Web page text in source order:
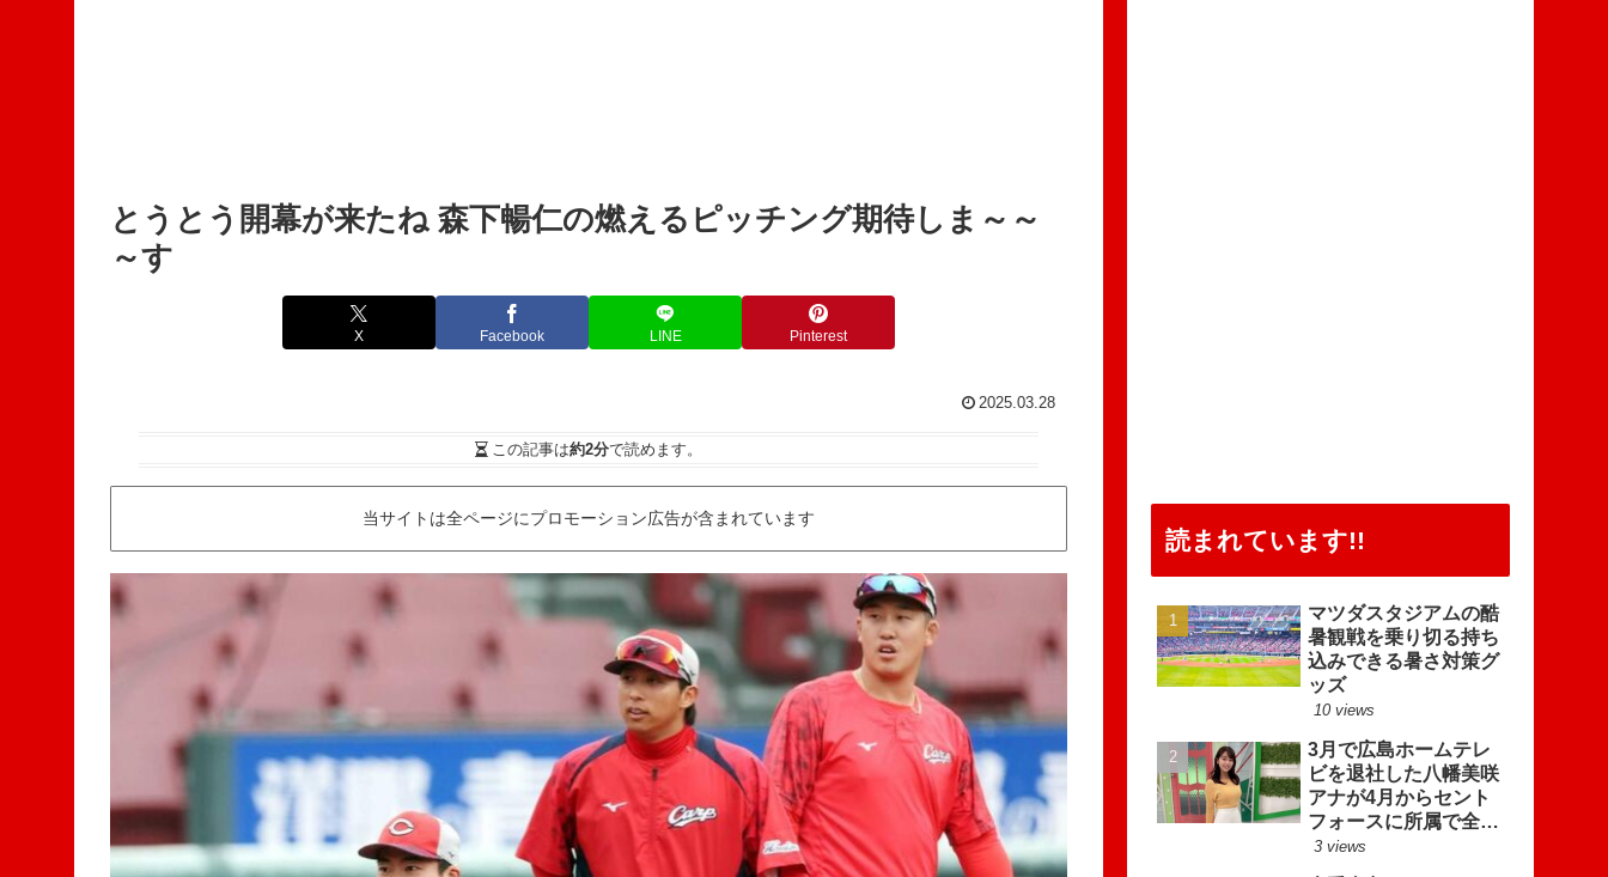
とうとう開幕が来たね 森下暢仁の燃えるピッチング期待しま～～
～す
X Facebook LINE Pinterest
2025.03.28
この記事は約2分で読めます。
当サイトは全ページにプロモーション広告が含まれています
読まれています!!
マツダスタジアムの酷
暑観戦を乗り切る持ち
込みできる暑さ対策グ
ッズ
10 views
3月で広島ホームテレ
ビを退社した八幡美咲
アナが4月からセント
フォースに所属で全国
区へ羽ばたく!!
3 views